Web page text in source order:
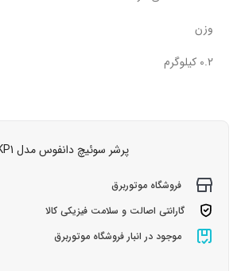
وزن
0.2 کیلوگرم
پرشر سوئیچ دانفوس مدل KP1
فروشگاه موتوربرق
گارانتی اصالت و سلامت فیزیکی کالا
موجود در انبار فروشگاه موتوربرق